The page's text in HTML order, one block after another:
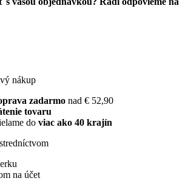
nákup
zadarmo nad € 52,90
tovaru
do viac ako 40 krajín
na účet